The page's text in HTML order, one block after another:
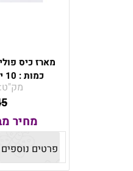
כמות : 10 יחידות במארז
מק"ט:
מחיר
פרטים נוספים